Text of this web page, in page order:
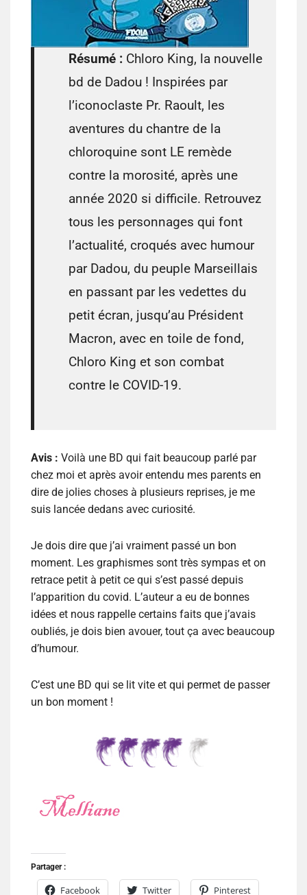
Résumé : Chloro King, la nouvelle
bd de Dadou ! Inspirées par
l’iconoclaste Pr. Raoult, les
aventures du chantre de la
chloroquine sont LE remède
contre la morosité, après une
année 2020 si difficile. Retrouvez
tous les personnages qui font
l’actualité, croqués avec humour
par Dadou, du peuple Marseillais
en passant par les vedettes du
petit écran, jusqu’au Président
Macron, avec en toile de fond,
Chloro King et son combat
contre le COVID-19.
Avis : Voilà une BD qui fait beaucoup parlé par
chez moi et après avoir entendu mes parents en
dire de jolies choses à plusieurs reprises, je me
suis lancée dedans avec curiosité.
Je dois dire que j’ai vraiment passé un bon
moment. Les graphismes sont très sympas et on
retrace petit à petit ce qui s’est passé depuis
l’apparition du covid. L’auteur a eu de bonnes
idées et nous rappelle certains faits que j’avais
oubliés, je dois bien avouer, tout ça avec beaucoup
d’humour.
C’est une BD qui se lit vite et qui permet de passer
un bon moment !
Partager :
Facebook Twitter Pinterest